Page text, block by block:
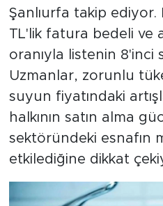
Şanlıurfa takip ediyor.
TL'lik fatura bedeli ve
oranıyla listenin 8'inci
Uzmanlar, zorunlu
suyun fiyatındaki
halkının satın alma
sektöründeki esnafın
etkilediğine dikkat